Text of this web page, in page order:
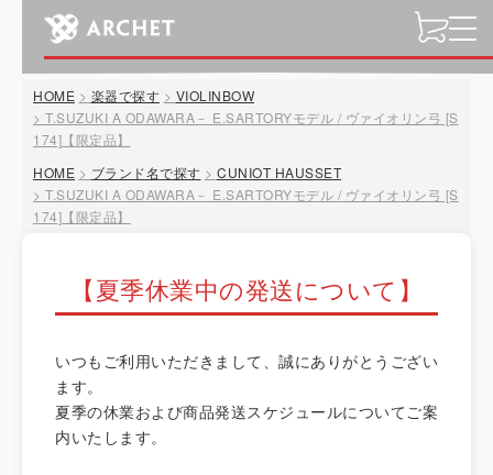
t
o
g
HOME 楽器で探す
VIOLINBOW
T.SUZUKI A ODAWARA－ E.SARTORYモデル / ヴァイオリン弓 [S
174]【限定品】
HOME
ブランド名で探す
CUNIOT HAUSSET
T.SUZUKI A ODAWARA－ E.SARTORYモデル / ヴァイオリン弓 [S
174]【限定品】
【夏季休業中の発送について】
いつもご利用いただきまして、誠にありがとうござい
ます。
夏季の休業および商品発送スケジュールについてご案
内いたします。